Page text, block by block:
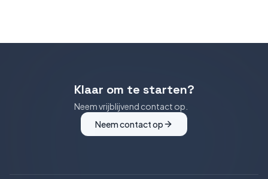
Klaar om te starten?
Neem vrijblijvend contact op.
Neem contact op